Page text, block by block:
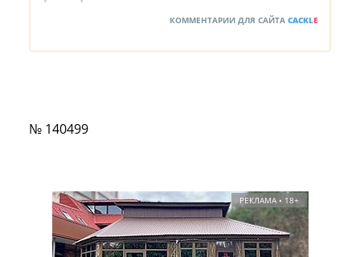
КОММЕНТАРИИ ДЛЯ САЙТА CACKLE
№ 140499
РЕКЛАМА • 18+